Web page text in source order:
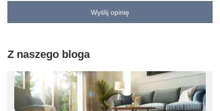
Wyślij opinię
Z naszego bloga